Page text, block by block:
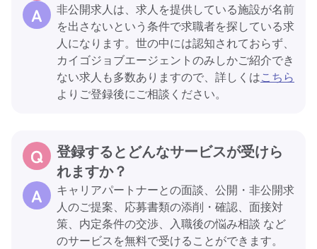
非公開求人は、求人を提供している施設が名前
を出さないという条件で求職者を探している求
人になります。世の中には認知されておらず、
カイゴジョブエージェントのみしかご紹介でき
ない求人も多数ありますので、詳しくはこちら
よりご登録後にご相談ください。
登録するとどんなサービスが受けら
れますか？
キャリアパートナーとの面談、公開・非公開求
人のご提案、応募書類の添削・確認、面接対
策、内定条件の交渉、入職後の悩み相談 など
のサービスを無料で受けることができます。